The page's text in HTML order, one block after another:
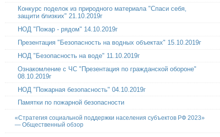
Конкурс поделок из природного материала "Спаси себя,
защити близких" 21.10.2019г
НОД "Пожар - рядом" 14.10.2019г
Презентация "Безопасность на водных объектах" 15.10.2019г
НОД "Безопасность на воде" 11.10.2019г
Ознакомление с ЧС "Презентация по гражданской обороне"
08.10.2019г
НОД "Пожарная безопасность" 04.10.2019г
Памятки по пожарной безопасности
«Стратегия социальной поддержки населения субъектов РФ 2023»
— Общественный обзор